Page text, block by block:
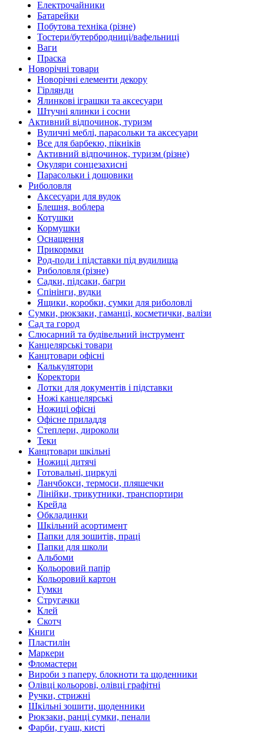
Електрочайники
Батарейки
Побутова техніка (різне)
Тостери/бутербродниці/вафельниці
Ваги
Праска
Новорічні товари
Новорічні елементи декору
Гірлянди
Ялинкові іграшки та аксесуари
Штучні ялинки і сосни
Активний відпочинок, туризм
Вуличні меблі, парасольки та аксесуари
Все для барбекю, пікніків
Активний відпочинок, туризм (різне)
Окуляри сонцезахисні
Парасольки і дощовики
Риболовля
Аксесуари для вудок
Блешня, воблера
Котушки
Кормушки
Оснащення
Прикормки
Род-поди і підставки під вудилища
Риболовля (різне)
Садки, підсаки, багри
Спінінги, вудки
Ящики, коробки, сумки для риболовлі
Сумки, рюкзаки, гаманці, косметички, валізи
Сад та город
Слюсарний та будівельний інструмент
Канцелярські товари
Канцтовари офісні
Калькулятори
Коректори
Лотки для документів і підставки
Ножі канцелярські
Ножиці офісні
Офісне приладдя
Степлери, дироколи
Теки
Канцтовари шкільні
Ножиці дитячі
Готовальні, циркулі
Ланчбокси, термоси, пляшечки
Лінійки, трикутники, транспортири
Крейда
Обкладинки
Шкільний асортимент
Папки для зошитів, праці
Папки для школи
Альбоми
Кольоровий папір
Кольоровий картон
Гумки
Стругачки
Клей
Скотч
Книги
Пластилін
Маркери
Фломастери
Вироби з паперу, блокноти та щоденники
Олівці кольорові, олівці графітні
Ручки, стрижні
Шкільні зошити, щоденники
Рюкзаки, ранці сумки, пенали
Фарби, гуаш, кисті